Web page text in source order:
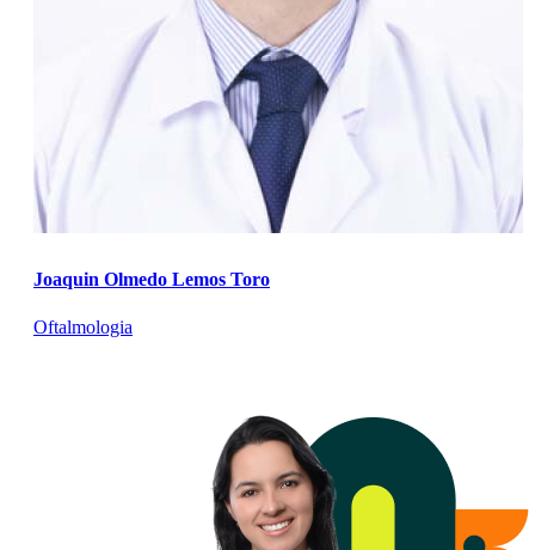
Joaquin Olmedo Lemos Toro
Oftalmologia